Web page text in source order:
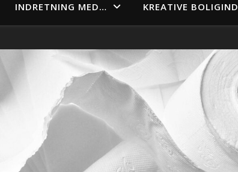
INDRETNING MED… KREATIVE